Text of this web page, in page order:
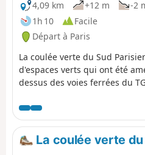
4,09 km
+12 m
-2
1h 10
Facile
Départ à Paris
La coulée verte du Sud
d'espaces verts qui ont été
dessus des voies ferrées du
verte en son début tout en
pour aller flâner dans des
arrondissement.
La coulée verte